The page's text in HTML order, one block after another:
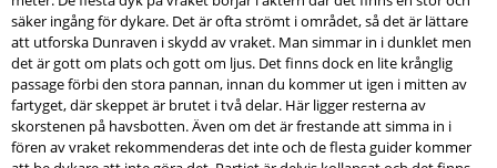
säker ingång för dykare. Det är ofta strömt i området, så det är lättare
att utforska Dunraven i skydd av vraket. Man simmar in i dunklet men
det är gott om plats och gott om ljus. Det finns dock en lite krånglig
passage förbi den stora pannan, innan du kommer ut igen i mitten av
fartyget, där skeppet är brutet i två delar. Här ligger resterna av
skorstenen på havsbotten. Även om det är frestande att simma in i
fören av vraket rekommenderas det inte och de flesta guider kommer